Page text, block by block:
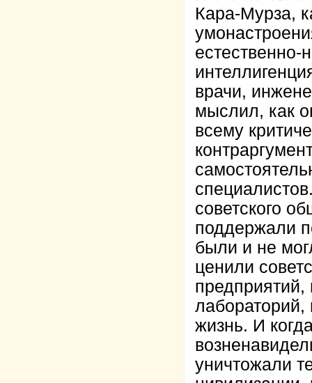
Кара-Мурза,
естественно-
врачи,
мыслил, как
всему
советского
поддержали
были и не
ценили
предприятий,
лабораторий,
жизнь. И
уничтожали